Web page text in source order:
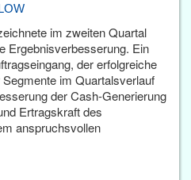
im zweiten Quartal
Ergebnisverbesserung. Ein
der erfolgreiche
im Quartalsverlauf
der Cash-Generierung
Ertragskraft des
anspruchsvollen